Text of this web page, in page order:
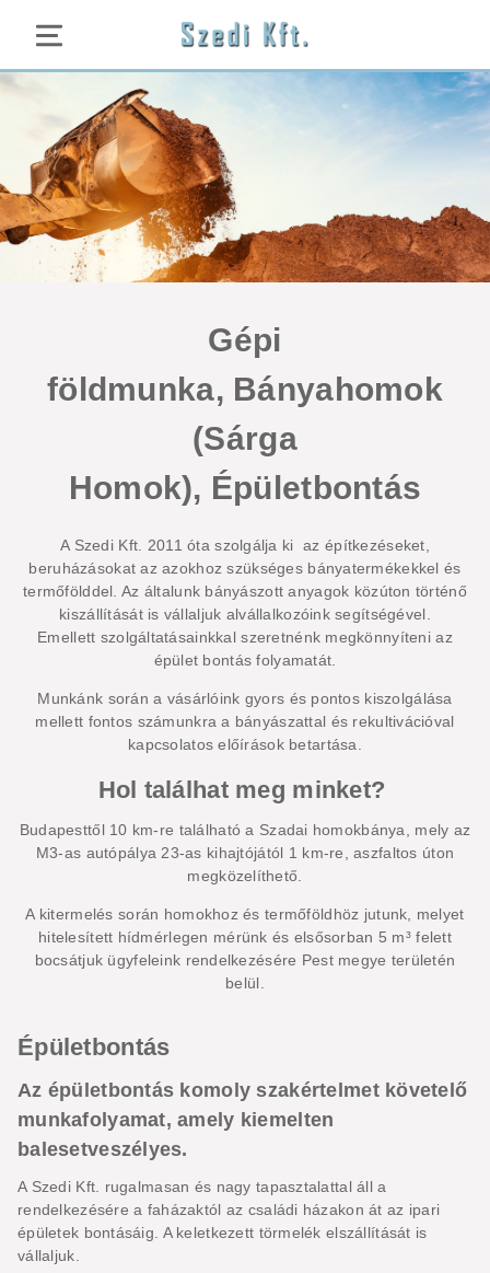
Gépi
földmunka, Bányahomok
(Sárga
Homok), Épületbontás
A Szedi Kft. 2011 óta szolgálja ki az építkezéseket,
beruházásokat az azokhoz szükséges bányatermékekkel és
termőfölddel. Az általunk bányászott anyagok közúton történő
kiszállítását is vállaljuk alvállalkozóink segítségével.
Emellett szolgáltatásainkkal szeretnénk megkönnyíteni az
épület bontás folyamatát.
Munkánk során a vásárlóink gyors és pontos kiszolgálása
mellett fontos számunkra a bányászattal és rekultivációval
kapcsolatos előírások betartása.
Hol találhat meg minket?
Budapesttől 10 km-re található a Szadai homokbánya, mely az
M3-as autópálya 23-as kihajtójától 1 km-re, aszfaltos úton
megközelíthető.
A kitermelés során homokhoz és termőföldhöz jutunk, melyet
hitelesített hídmérlegen mérünk és elsősorban 5 m³ felett
bocsátjuk ügyfeleink rendelkezésére Pest megye területén
belül.
Épületbontás
Az épületbontás komoly szakértelmet követelő
munkafolyamat, amely kiemelten
balesetveszélyes.
A Szedi Kft. rugalmasan és nagy tapasztalattal áll a
rendelkezésére a faházaktól az családi házakon át az ipari
épületek bontásáig. A keletkezett törmelék elszállítását is
vállaljuk.